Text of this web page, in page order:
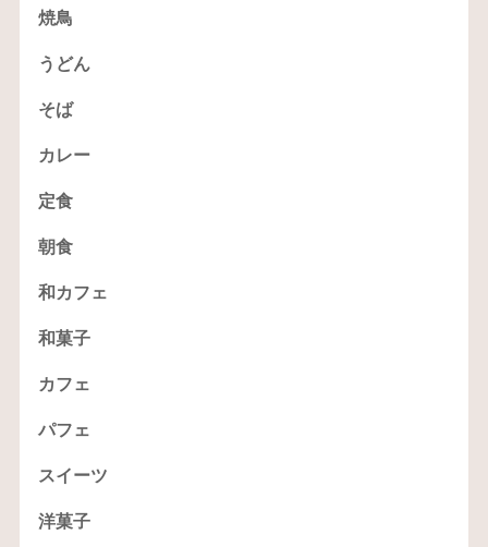
焼鳥
うどん
そば
カレー
定食
朝食
和カフェ
和菓子
カフェ
パフェ
スイーツ
洋菓子